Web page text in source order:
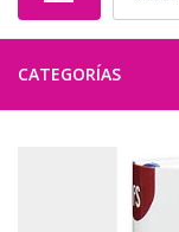
CATEGORÍAS